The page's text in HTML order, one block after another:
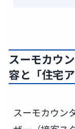
スーモカウ
容と「住宅
スーモカウン